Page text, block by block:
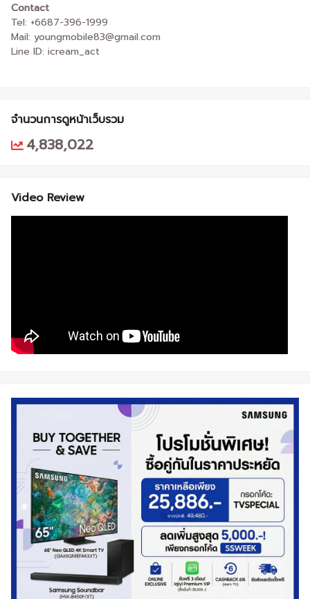
Contact
Tel: +6687-396-1999
Mail: youngmobile83@gmail.com
Line ID: icream_act
จำนวนการดูหน้าเว็บรวม
4,838,022
Video Review